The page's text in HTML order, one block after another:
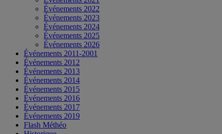
Événements 2022
Événements 2023
Événements 2024
Événements 2025
Événements 2026
Événements 2011-2001
Événements 2012
Événements 2013
Événements 2014
Événements 2015
Événements 2016
Événements 2017
Événements 2019
Flash Méthéo